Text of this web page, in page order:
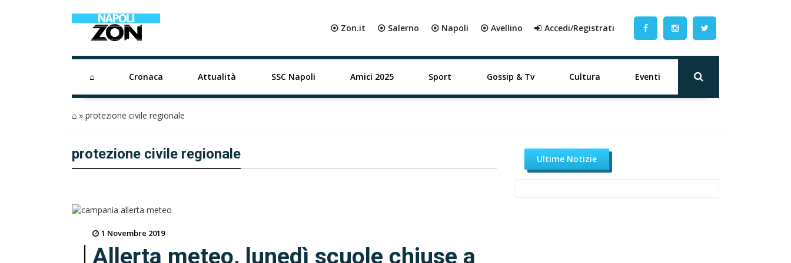
⦿ Zon.it ⦿ Salerno ⦿ Napoli ⦿ Avellino Accedi/Registrati
⌂ Cronaca Attualità SSC Napoli Amici 2025 Sport Gossip & Tv Cultura Eventi
⌂ » protezione civile regionale
protezione civile regionale
1 Novembre 2019
Allerta meteo, lunedì scuole chiuse a
Ultime Notizie